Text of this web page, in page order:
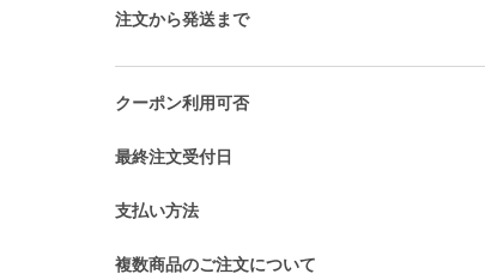
注文から発送まで
クーポン利用可否
最終注文受付日
支払い方法
複数商品のご注文について